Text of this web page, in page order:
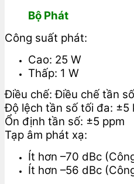
Bộ Phát
Công suất phát:
Cao: 25 W
Thấp: 1 W
Điều chế: Điều chế tần
Độ lệch tần số tối đa: ±5
Ổn định tần số: ±5 ppm
Tạp âm phát xạ:
Ít hơn –70 dBc
Ít hơn –56 dBc